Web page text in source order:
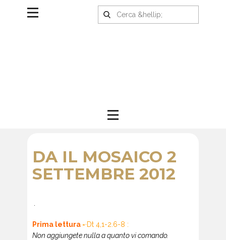
DA IL MOSAICO 2
SETTEMBRE 2012
Prima lettura -·Dt 4,1-2.6-8 :
Non aggiungete nulla a quanto vi comando.